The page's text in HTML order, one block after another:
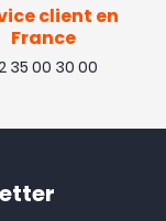
client en
France
35 00 30 00